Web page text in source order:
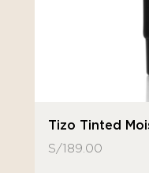
Tizo Tinted
S/189.00